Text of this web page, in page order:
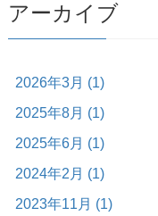
アーカイブ
2026年3月 (1)
2025年8月 (1)
2025年6月 (1)
2024年2月 (1)
2023年11月 (1)